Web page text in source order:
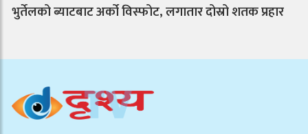
भुर्तेलको ब्याटबाट अर्को विस्फोट, लगातार दोस्रो शतक प्रहार